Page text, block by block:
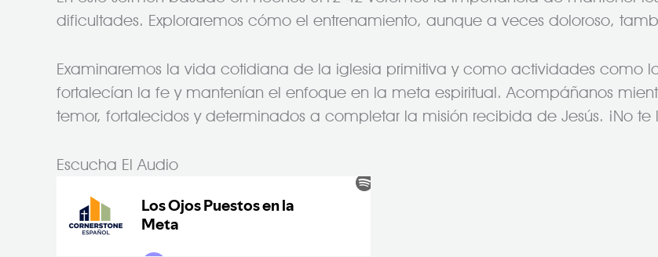
dificultades. Exploraremos cómo el entrenamiento, aunque a veces doloroso,
Examinaremos la vida cotidiana de la iglesia primitiva y como actividades como
fortalecían la fe y mantenían el enfoque en la meta espiritual. Acompáñanos
temor, fortalecidos y determinados a completar la misión recibida de Jesús. ¡No te
Escucha El Audio